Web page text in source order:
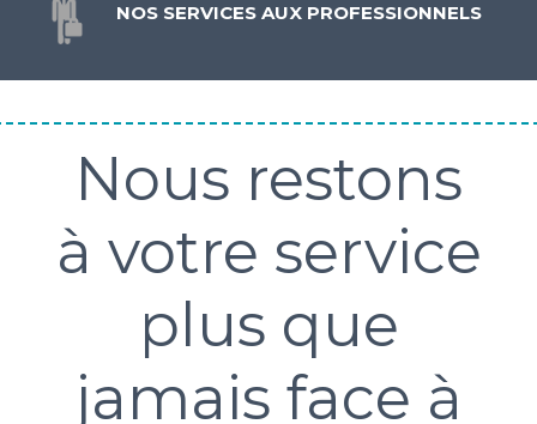
NOS SERVICES AUX PROFESSIONNELS
Nous restons
à votre service
plus que
jamais face à